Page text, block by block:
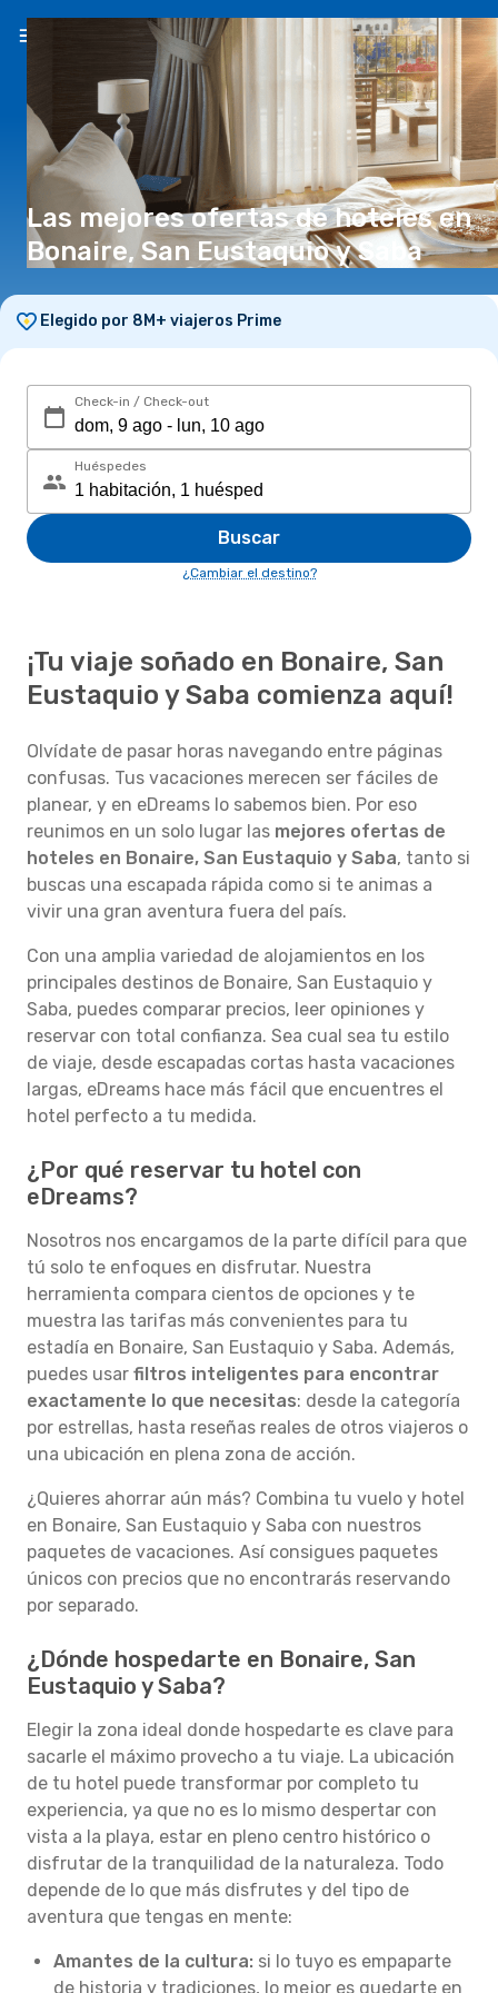
ES($)
Las mejores ofertas de hoteles en
Bonaire, San Eustaquio y Saba
Elegido por 8M+ viajeros Prime
Check-in / Check-out
Huéspedes
Buscar
¿Cambiar el destino?
¡Tu viaje soñado en Bonaire, San
Eustaquio y Saba comienza aquí!
Olvídate de pasar horas navegando entre páginas
confusas. Tus vacaciones merecen ser fáciles de
planear, y en eDreams lo sabemos bien. Por eso
reunimos en un solo lugar las mejores ofertas de
hoteles en Bonaire, San Eustaquio y Saba, tanto si
buscas una escapada rápida como si te animas a
vivir una gran aventura fuera del país.
Con una amplia variedad de alojamientos en los
principales destinos de Bonaire, San Eustaquio y
Saba, puedes comparar precios, leer opiniones y
reservar con total confianza. Sea cual sea tu estilo
de viaje, desde escapadas cortas hasta vacaciones
largas, eDreams hace más fácil que encuentres el
hotel perfecto a tu medida.
¿Por qué reservar tu hotel con
eDreams?
Nosotros nos encargamos de la parte difícil para que
tú solo te enfoques en disfrutar. Nuestra
herramienta compara cientos de opciones y te
muestra las tarifas más convenientes para tu
estadía en Bonaire, San Eustaquio y Saba. Además,
puedes usar filtros inteligentes para encontrar
exactamente lo que necesitas: desde la categoría
por estrellas, hasta reseñas reales de otros viajeros o
una ubicación en plena zona de acción.
¿Quieres ahorrar aún más? Combina tu vuelo y hotel
en Bonaire, San Eustaquio y Saba con nuestros
paquetes de vacaciones. Así consigues paquetes
únicos con precios que no encontrarás reservando
por separado.
¿Dónde hospedarte en Bonaire, San
Eustaquio y Saba?
Elegir la zona ideal donde hospedarte es clave para
sacarle el máximo provecho a tu viaje. La ubicación
de tu hotel puede transformar por completo tu
experiencia, ya que no es lo mismo despertar con
vista a la playa, estar en pleno centro histórico o
disfrutar de la tranquilidad de la naturaleza. Todo
depende de lo que más disfrutes y del tipo de
aventura que tengas en mente:
Amantes de la cultura: si lo tuyo es empaparte
de historia y tradiciones, lo mejor es quedarte en